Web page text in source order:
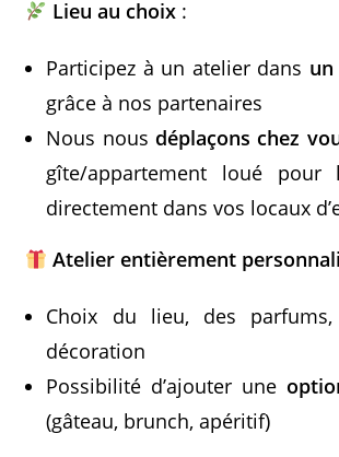
Lieu au choix:
Participez à un atelier dans
grâce à nos partenaires
Nous nous déplaçons chez
gîte/appartement loué pour
directement dans vos locaux
Atelier entièrement
Choix du lieu, des
décoration
Possibilité d’ajouter une
(gâteau, brunch, apéritif)